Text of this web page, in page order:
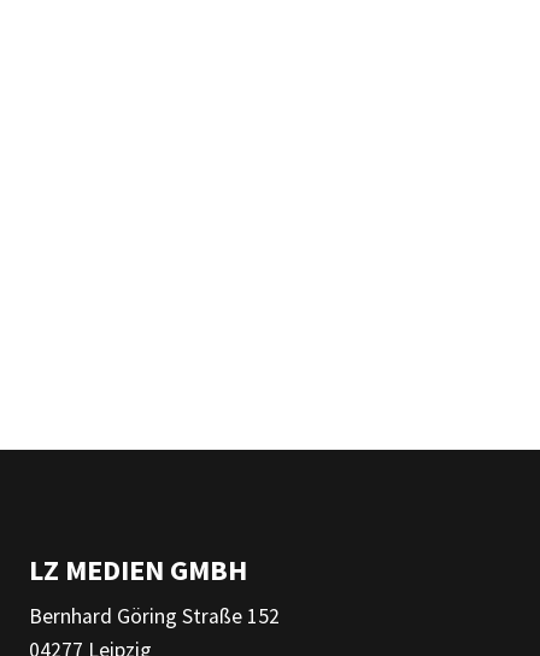
LZ MEDIEN GMBH
Bernhard Göring Straße 152
04277 Leipzig